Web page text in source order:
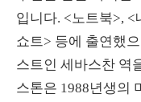
입니다. <노트북>, <
쇼트> 등에 출연했
스트인 세바스찬 역
스톤은 1988년생의